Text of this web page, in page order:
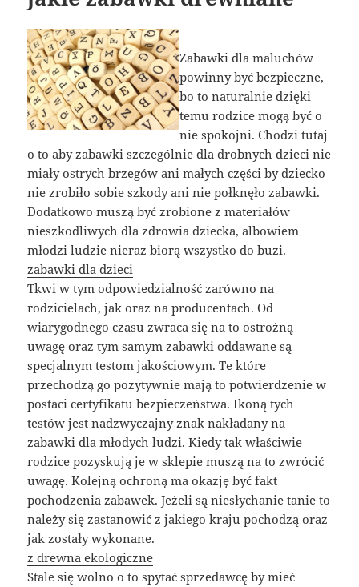
Zabawki dla maluchów
powinny być bezpieczne,
bo to naturalnie dzięki
temu rodzice mogą być o
nie spokojni. Chodzi tutaj
o to aby zabawki szczególnie dla drobnych dzieci nie
miały ostrych brzegów ani małych części by dziecko
nie zrobiło sobie szkody ani nie połknęło zabawki.
Dodatkowo muszą być zrobione z materiałów
nieszkodliwych dla zdrowia dziecka, albowiem
młodzi ludzie nieraz biorą wszystko do buzi.
zabawki dla dzieci
Tkwi w tym odpowiedzialność zarówno na
rodzicielach, jak oraz na producentach. Od
wiarygodnego czasu zwraca się na to ostrożną
uwagę oraz tym samym zabawki oddawane są
specjalnym testom jakościowym. Te które
przechodzą go pozytywnie mają to potwierdzenie w
postaci certyfikatu bezpieczeństwa. Ikoną tych
testów jest nadzwyczajny znak nakładany na
zabawki dla młodych ludzi. Kiedy tak właściwie
rodzice pozyskują je w sklepie muszą na to zwrócić
uwagę. Kolejną ochroną ma okazję być fakt
pochodzenia zabawek. Jeżeli są niesłychanie tanie to
należy się zastanowić z jakiego kraju pochodzą oraz
jak zostały wykonane.
z drewna ekologiczne
Stale się wolno o to spytać sprzedawcę by mieć